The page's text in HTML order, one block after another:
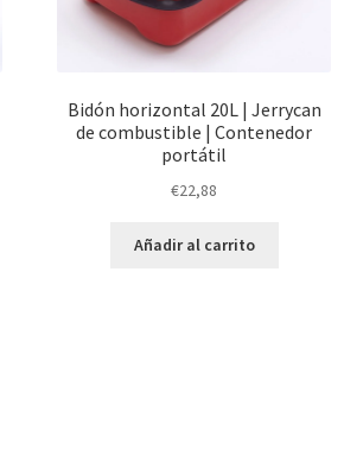
Bidón horizontal 20L | Jerrycan
de combustible | Contenedor
portátil
€22,88
Añadir al carrito